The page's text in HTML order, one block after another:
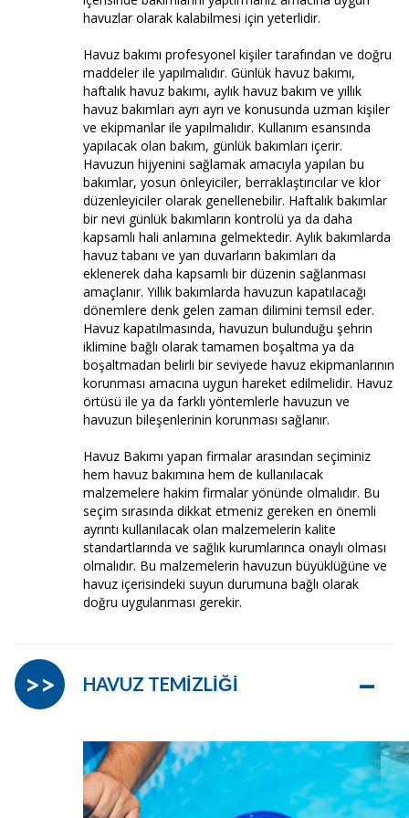
havuzlar olarak kalabilmesi için yeterlidir.
Havuz bakımı profesyonel kişiler tarafından ve doğru
maddeler ile yapılmalıdır. Günlük havuz bakımı,
haftalık havuz bakımı, aylık havuz bakım ve yıllık
havuz bakımları ayrı ayrı ve konusunda uzman kişiler
ve ekipmanlar ile yapılmalıdır. Kullanım esansında
yapılacak olan bakım, günlük bakımları içerir.
Havuzun hijyenini sağlamak amacıyla yapılan bu
bakımlar, yosun önleyiciler, berraklaştırıcılar ve klor
düzenleyiciler olarak genellenebilir. Haftalık bakımlar
bir nevi günlük bakımların kontrolü ya da daha
kapsamlı hali anlamına gelmektedir. Aylık bakımlarda
havuz tabanı ve yan duvarların bakımları da
eklenerek daha kapsamlı bir düzenin sağlanması
amaçlanır. Yıllık bakımlarda havuzun kapatılacağı
dönemlere denk gelen zaman dilimini temsil eder.
Havuz kapatılmasında, havuzun bulunduğu şehrin
iklimine bağlı olarak tamamen boşaltma ya da
boşaltmadan belirli bir seviyede havuz ekipmanlarının
korunması amacına uygun hareket edilmelidir. Havuz
örtüsü ile ya da farklı yöntemlerle havuzun ve
havuzun bileşenlerinin korunması sağlanır.
Havuz Bakımı yapan firmalar arasından seçiminiz
hem havuz bakımına hem de kullanılacak
malzemelere hakim firmalar yönünde olmalıdır. Bu
seçim sırasında dikkat etmeniz gereken en önemli
ayrıntı kullanılacak olan malzemelerin kalite
standartlarında ve sağlık kurumlarınca onaylı olması
olmalıdır. Bu malzemelerin havuzun büyüklüğüne ve
havuz içerisindeki suyun durumuna bağlı olarak
doğru uygulanması gerekir.
HAVUZ TEMİZLİĞİ –
>>